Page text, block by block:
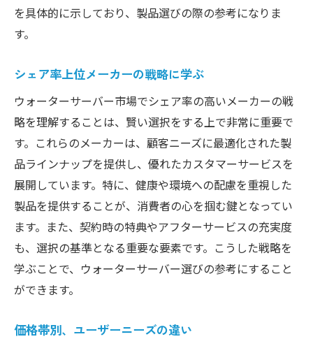
を具体的に示しており、製品選びの際の参考になりま
す。
シェア率上位メーカーの戦略に学ぶ
ウォーターサーバー市場でシェア率の高いメーカーの戦
略を理解することは、賢い選択をする上で非常に重要で
す。これらのメーカーは、顧客ニーズに最適化された製
品ラインナップを提供し、優れたカスタマーサービスを
展開しています。特に、健康や環境への配慮を重視した
製品を提供することが、消費者の心を掴む鍵となってい
ます。また、契約時の特典やアフターサービスの充実度
も、選択の基準となる重要な要素です。こうした戦略を
学ぶことで、ウォーターサーバー選びの参考にすること
ができます。
価格帯別、ユーザーニーズの違い